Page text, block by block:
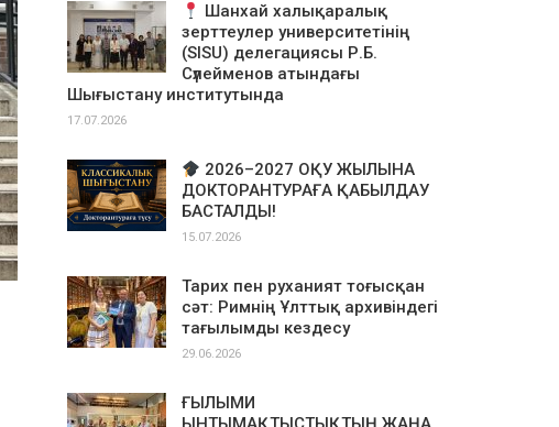
Шанхай халықаралық
зерттеулер университетінің
(SISU) делегациясы Р.Б.
Сүлейменов атындағы
Шығыстану институтында
17.07.2026
2026–2027 ОҚУ ЖЫЛЫНА
ДОКТОРАНТУРАҒА ҚАБЫЛДАУ
БАСТАЛДЫ!
15.07.2026
Тарих пен руханият тоғысқан
сәт: Римнің Ұлттық архивіндегі
тағылымды кездесу
29.06.2026
ҒЫЛЫМИ